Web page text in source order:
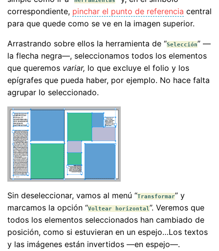
correspondiente, pinchar el punto de referencia central
para que quede como se ve en la imagen superior.
Arrastrando sobre ellos la herramienta de “Selección” —
la flecha negra—, seleccionamos todos los elementos
que queremos variar, lo que excluye el folio y los
epígrafes que pueda haber, por ejemplo. No hace falta
agrupar lo seleccionado.
Sin deseleccionar, vamos al menú “Transformar” y
marcamos la opción “Voltear horizontal”. Veremos que
todos los elementos seleccionados han cambiado de
posición, como si estuvieran en un espejo…Los textos
y las imágenes están invertidos —en espejo—.